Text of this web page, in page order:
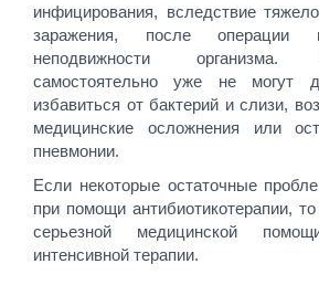
инфицирования, вследствие
заражения, после операции
неподвижности
самостоятельно уже не могут
избавиться от бактерий и слизи,
медицинские осложнения или
пневмонии.
Если некоторые остаточные
при помощи антибиотикотерапии,
серьезной медицинской
интенсивной терапии.